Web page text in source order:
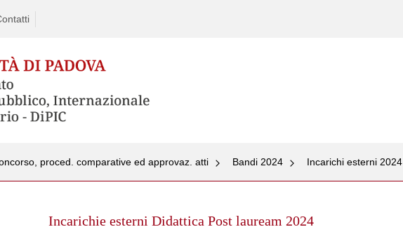
proced. comparative ed approvaz. atti Bandi 2024 Incarichi esterni 2024
Incarichie esterni Didattica Post lauream 2024